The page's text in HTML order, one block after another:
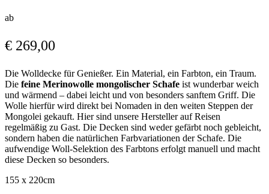
ab
€ 269,00
Die Wolldecke für Genießer. Ein Material, ein Farbton, ein Traum.
Die feine Merinowolle mongolischer Schafe ist wunderbar weich
und wärmend – dabei leicht und von besonders sanftem Griff. Die
Wolle hierfür wird direkt bei Nomaden in den weiten Steppen der
Mongolei gekauft. Hier sind unsere Hersteller auf Reisen
regelmäßig zu Gast. Die Decken sind weder gefärbt noch gebleicht,
sondern haben die natürlichen Farbvariationen der Schafe. Die
aufwendige Woll-Selektion des Farbtons erfolgt manuell und macht
diese Decken so besonders.
155 x 220cm